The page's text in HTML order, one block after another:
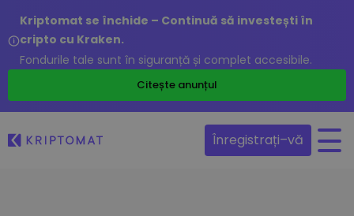
Kriptomat se închide – Continuă să investești în
cripto cu Kraken.
Fondurile tale sunt în siguranță și complet accesibile.
Citește anunțul
Înregistrați–vă